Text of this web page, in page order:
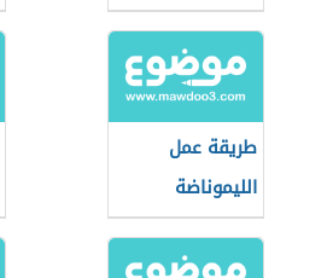
طريقة عمل
الليموناضة